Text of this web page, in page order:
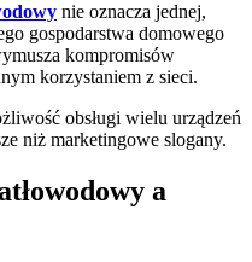
nie oznacza jednej,
gospodarstwa domowego
kompromisów
korzystaniem z sieci.
obsługi wielu urządzeń
niż marketingowe slogany.
a